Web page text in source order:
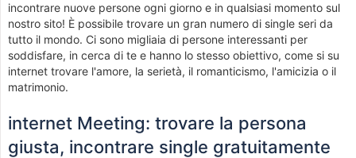
incontrare nuove persone ogni giorno e in qualsiasi momento sul
nostro sito! È possibile trovare un gran numero di single seri da
tutto il mondo. Ci sono migliaia di persone interessanti per
soddisfare, in cerca di te e hanno lo stesso obiettivo, come si su
internet trovare l'amore, la serietà, il romanticismo, l'amicizia o il
matrimonio.
internet Meeting: trovare la persona
giusta, incontrare single gratuitamente